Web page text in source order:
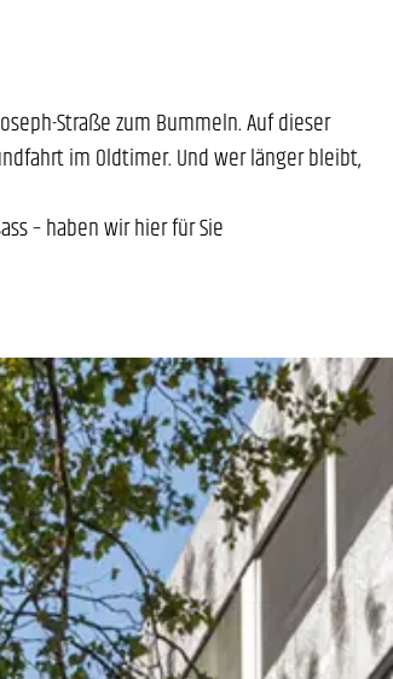
Straße zum Bummeln. Auf dieser
im Oldtimer. Und wer länger bleibt,
– haben wir hier für Sie